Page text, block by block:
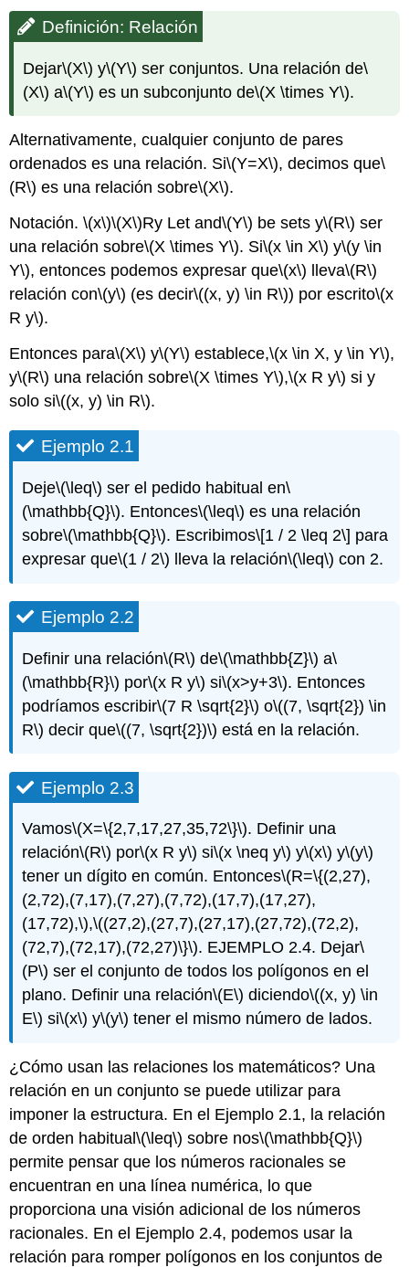
Definición: Relación
Dejar\(X\) y\(Y\) ser conjuntos. Una relación de\
(X\) a\(Y\) es un subconjunto de\(X \times Y\).
Alternativamente, cualquier conjunto de pares
ordenados es una relación. Si\(Y=X\), decimos que\
(R\) es una relación sobre\(X\).
Notación.\(x\)\(X\)Ry Let and\(Y\) be sets y\(R\) ser
una relación sobre\(X \times Y\). Si\(x \in X\) y\(y \in
Y\), entonces podemos expresar que\(x\) lleva\(R\)
relación con\(y\) (es decir\((x, y) \in R\)) por escrito\(x
R y\).
Entonces para\(X\) y\(Y\) establece,\(x \in X, y \in Y\),
y\(R\) una relación sobre\(X \times Y\),\(x R y\) si y
solo si\((x, y) \in R\).
Ejemplo 2.1
Deje\(\leq\) ser el pedido habitual en\
(\mathbb{Q}\). Entonces\(\leq\) es una relación
sobre\(\mathbb{Q}\). Escribimos\[1 / 2 \leq 2\] para
expresar que\(1 / 2\) lleva la relación\(\leq\) con 2.
Ejemplo 2.2
Definir una relación\(R\) de\(\mathbb{Z}\) a\
(\mathbb{R}\) por\(x R y\) si\(x>y+3\). Entonces
podríamos escribir\(7 R \sqrt{2}\) o\((7, \sqrt{2}) \in
R\) decir que\((7, \sqrt{2})\) está en la relación.
Ejemplo 2.3
Vamos\(X=\{2,7,17,27,35,72\}\). Definir una
relación\(R\) por\(x R y\) si\(x \neq y\) y\(x\) y\(y\)
tener un dígito en común. Entonces\(R=\{(2,27),
(2,72),(7,17),(7,27),(7,72),(17,7),(17,27),
(17,72),\),\((27,2),(27,7),(27,17),(27,72),(72,2),
(72,7),(72,17),(72,27)\}\). EJEMPLO 2.4. Dejar\
(P\) ser el conjunto de todos los polígonos en el
plano. Definir una relación\(E\) diciendo\((x, y) \in
E\) si\(x\) y\(y\) tener el mismo número de lados.
¿Cómo usan las relaciones los matemáticos? Una
relación en un conjunto se puede utilizar para
imponer la estructura. En el Ejemplo 2.1, la relación
de orden habitual\(\leq\) sobre nos\(\mathbb{Q}\)
permite pensar que los números racionales se
encuentran en una línea numérica, lo que
proporciona una visión adicional de los números
racionales. En el Ejemplo 2.4, podemos usar la
relación para romper polígonos en los conjuntos de